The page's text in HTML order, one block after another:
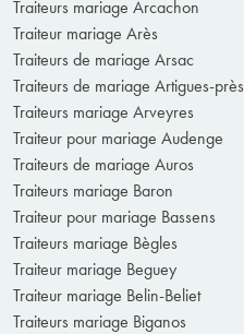
Traiteurs mariage Arcachon
Traiteur mariage Arès
Traiteurs de mariage Arsac
Traiteurs de mariage Artigues-
Traiteurs mariage Arveyres
Traiteur pour mariage Audenge
Traiteurs de mariage Auros
Traiteurs mariage Baron
Traiteur pour mariage Bassens
Traiteurs mariage Bègles
Traiteur mariage Beguey
Traiteur mariage Belin-Beliet
Traiteurs mariage Biganos